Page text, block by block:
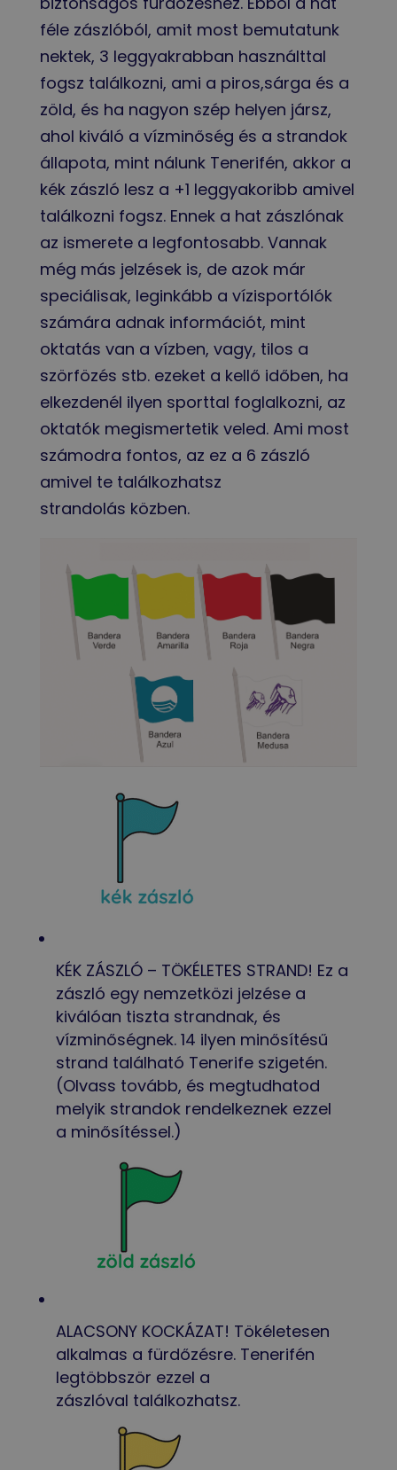
féle zászlóból, amit most bemutatunk
nektek, 3 leggyakrabban használttal
fogsz találkozni, ami a piros,sárga és a
zöld, és ha nagyon szép helyen jársz,
ahol kiváló a vízminőség és a strandok
állapota, mint nálunk Tenerifén, akkor a
kék zászló lesz a +1 leggyakoribb amivel
találkozni fogsz. Ennek a hat zászlónak
az ismerete a legfontosabb. Vannak
még más jelzések is, de azok már
speciálisak, leginkább a vízisportólók
számára adnak információt, mint
oktatás van a vízben, vagy, tilos a
szörfözés stb. ezeket a kellő időben, ha
elkezdenél ilyen sporttal foglalkozni, az
oktatók megismertetik veled. Ami most
számodra fontos, az ez a 6 zászló
amivel te találkozhatsz
strandolás közben.
KÉK ZÁSZLÓ – TÖKÉLETES STRAND! Ez a
zászló egy nemzetközi jelzése a
kiválóan tiszta strandnak, és
vízminőségnek. 14 ilyen minősítésű
strand található Tenerife szigetén.
(Olvass tovább, és megtudhatod
melyik strandok rendelkeznek ezzel
a minősítéssel.)
ALACSONY KOCKÁZAT! Tökéletesen
alkalmas a fürdőzésre. Tenerifén
legtöbbször ezzel a
zászlóval találkozhatsz.